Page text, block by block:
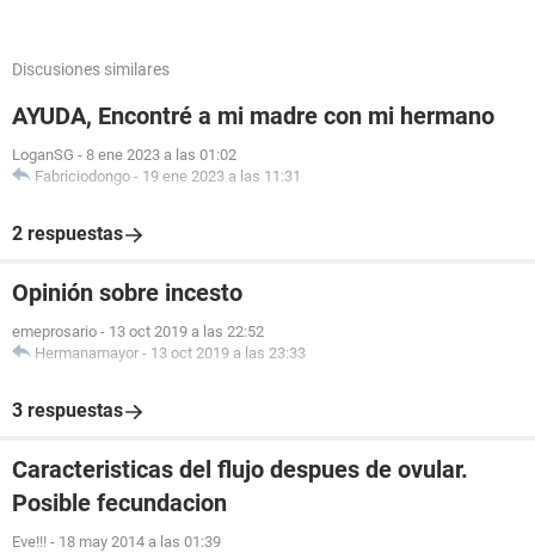
Discusiones similares
AYUDA, Encontré a mi madre con mi hermano
LoganSG - 8 ene 2023 a las 01:02
Fabriciodongo - 19 ene 2023 a las 11:31
2 respuestas
Opinión sobre incesto
emeprosario - 13 oct 2019 a las 22:52
Hermanamayor - 13 oct 2019 a las 23:33
3 respuestas
Caracteristicas del flujo despues de ovular.
Posible fecundacion
Eve!!! - 18 may 2014 a las 01:39